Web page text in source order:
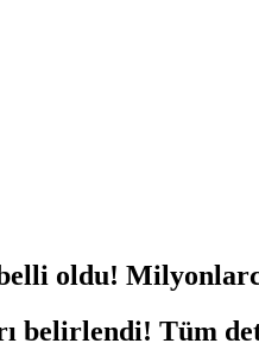
oldu!
belirlendi! Tüm